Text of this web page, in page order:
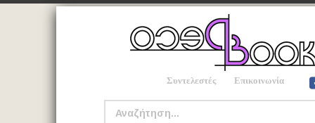
Συντελεστές Επικοινωνία